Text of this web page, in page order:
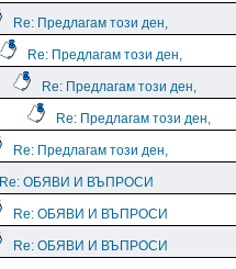
Re: Предлагам този ден,
Re: Предлагам този ден,
Re: Предлагам този ден,
Re: Предлагам този ден,
Re: Предлагам този ден,
Re: ОБЯВИ И ВЪПРОСИ
Re: ОБЯВИ И ВЪПРОСИ
Re: ОБЯВИ И ВЪПРОСИ